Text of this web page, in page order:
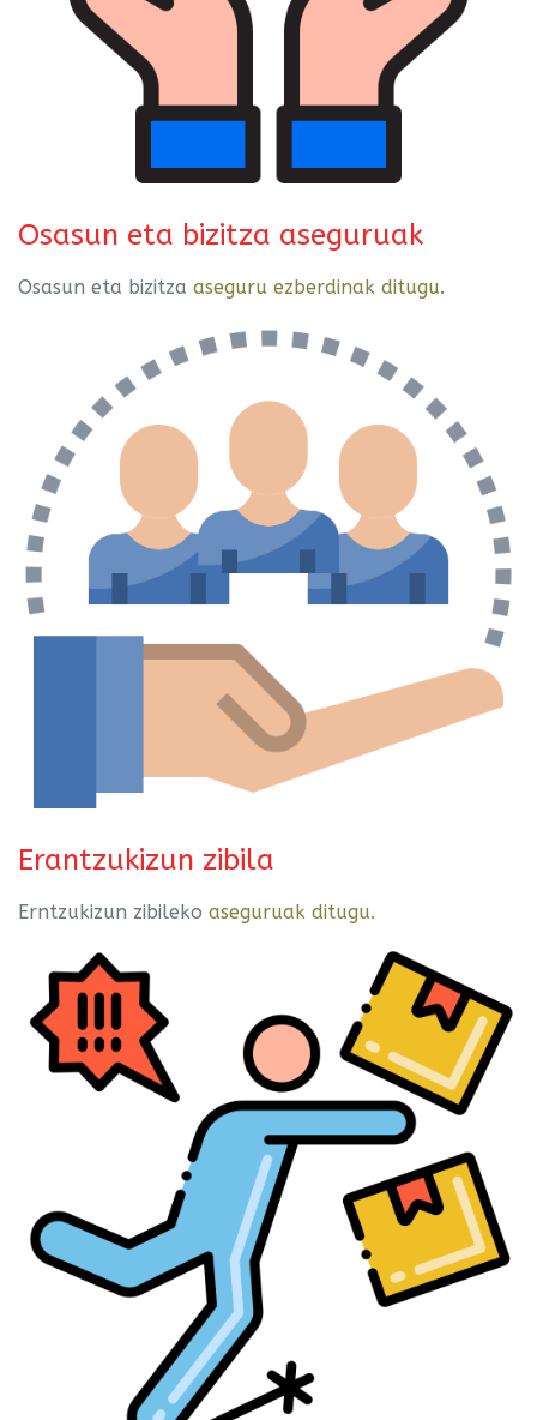
Osasun eta bizitza aseguruak
Osasun eta bizitza aseguru ezberdinak ditugu.
Erantzukizun zibila
Erntzukizun zibileko aseguruak ditugu.